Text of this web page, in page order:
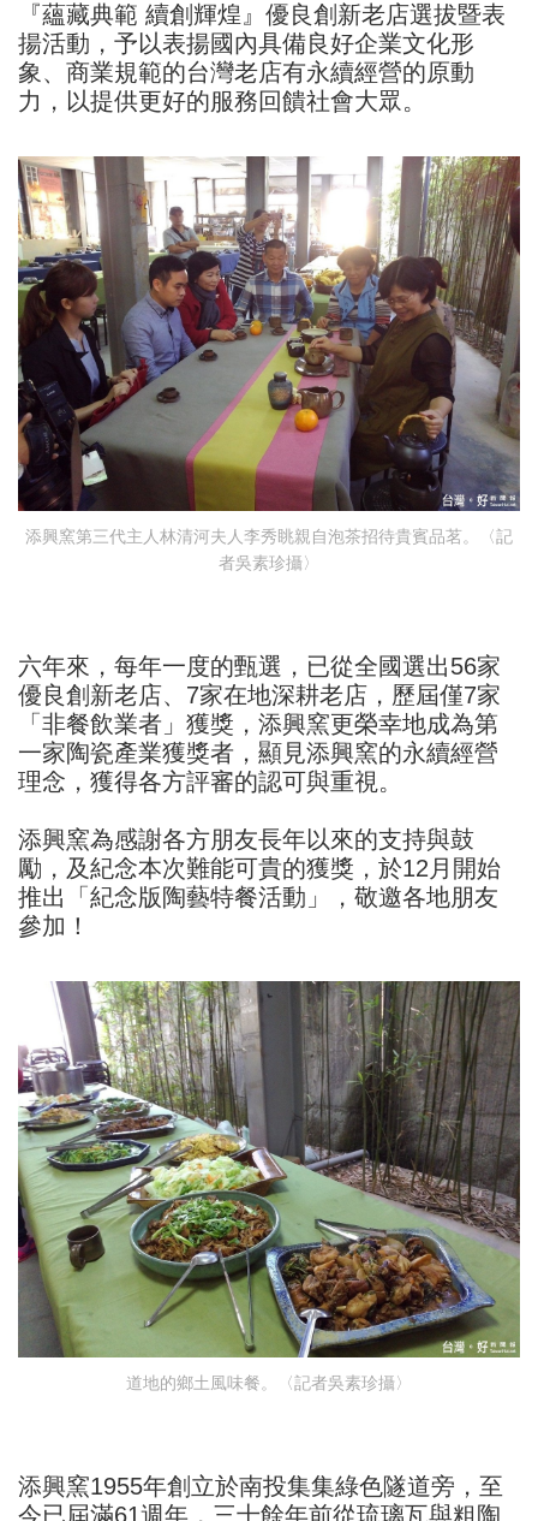
『蘊藏典範 續創輝煌』優良創新老店選拔暨表
揚活動，予以表揚國內具備良好企業文化形
象、商業規範的台灣老店有永續經營的原動
力，以提供更好的服務回饋社會大眾。
添興窯第三代主人林清河夫人李秀眺親自泡茶招待貴賓品茗。〈記
者吳素珍攝〉
六年來，每年一度的甄選，已從全國選出56家
優良創新老店、7家在地深耕老店，歷屆僅7家
「非餐飲業者」獲獎，添興窯更榮幸地成為第
一家陶瓷產業獲獎者，顯見添興窯的永續經營
理念，獲得各方評審的認可與重視。
添興窯為感謝各方朋友長年以來的支持與鼓
勵，及紀念本次難能可貴的獲獎，於12月開始
推出「紀念版陶藝特餐活動」，敬邀各地朋友
參加！
道地的鄉土風味餐。〈記者吳素珍攝〉
添興窯1955年創立於南投集集綠色隧道旁，至
今已屆滿61週年，三十餘年前從琉璃瓦與粗陶